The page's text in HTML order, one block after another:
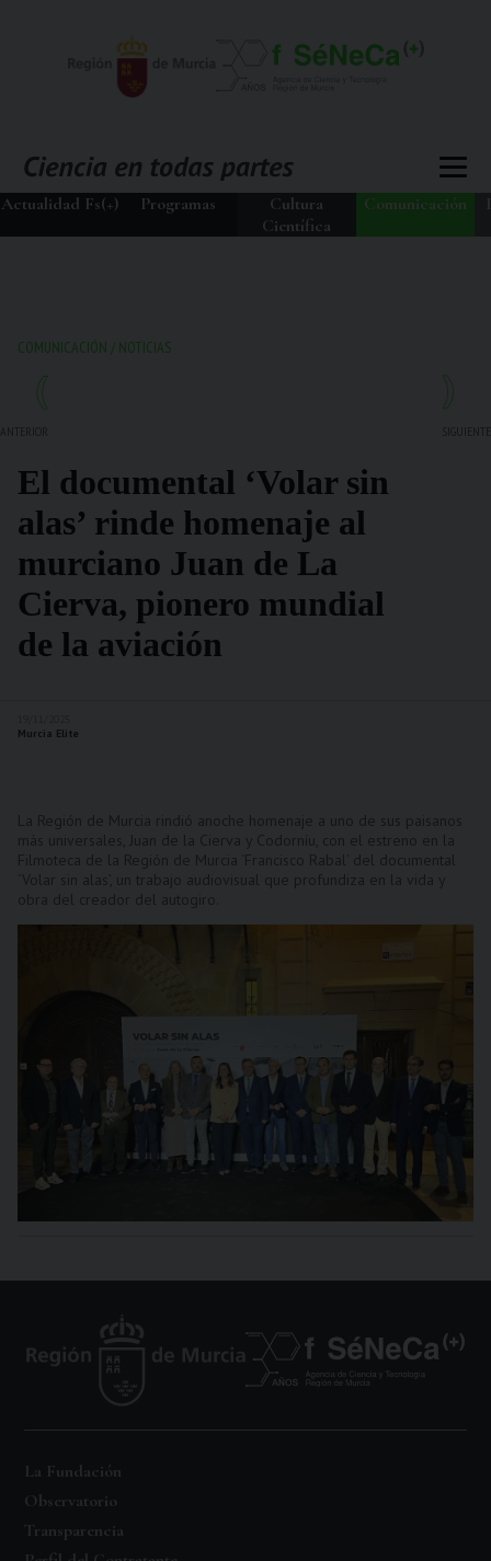
Actualidad Fs(+) Programas
Cultura
Científica
Comunicación
COMUNICACIÓN / NOTICIAS
El documental ‘Volar sin
alas’ rinde homenaje al
murciano Juan de La
Cierva, pionero mundial
de la aviación
Murcia Elite
La Fundación
Observatorio
Transparencia